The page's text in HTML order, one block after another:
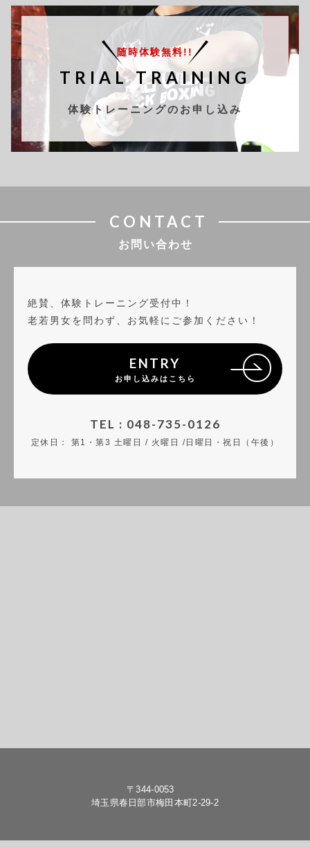
随時体験無料!!
TRIAL TRAINING
体験トレーニングのお申し込み
CONTACT
お問い合わせ
絶賛、体験トレーニング受付中！
老若男女を問わず、お気軽にご参加ください！
ENTRY
お申し込みはこちら
TEL : 048-735-0126
定休日： 第1・第3 土曜日 / 火曜日 /日曜日・祝日（午後）
〒344-0053
埼玉県春日部市梅田本町2-29-2